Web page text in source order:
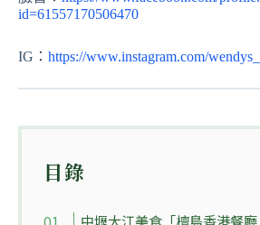
id=61557170506470
IG： https://www.instagram.com/
目錄
中壢大江美食「檀島香港餐